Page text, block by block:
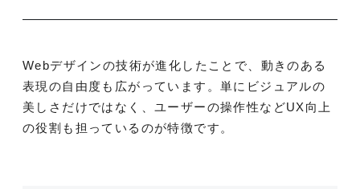
Webデザインの技術が進化したことで、動きのある
表現の自由度も広がっています。単にビジュアルの
美しさだけではなく、ユーザーの操作性などUX向上
の役割も担っているのが特徴です。